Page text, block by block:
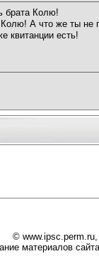
брата Колю!
А что же ты не
квитанции есть!
©
материалов